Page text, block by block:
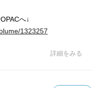
へ↓
1323257
詳細をみる